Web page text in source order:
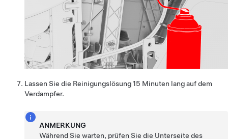
Lassen Sie die Reinigungslösung 15 Minuten lang auf dem
Verdampfer.
ANMERKUNG
Während Sie warten, prüfen Sie die Unterseite des